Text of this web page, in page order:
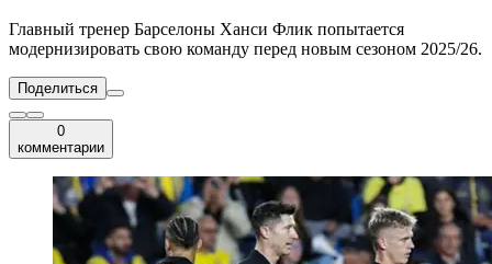
Главный тренер Барселоны Ханси Флик попытается
модернизировать свою команду перед новым сезоном 2025/26.
Поделиться
0
комментарии